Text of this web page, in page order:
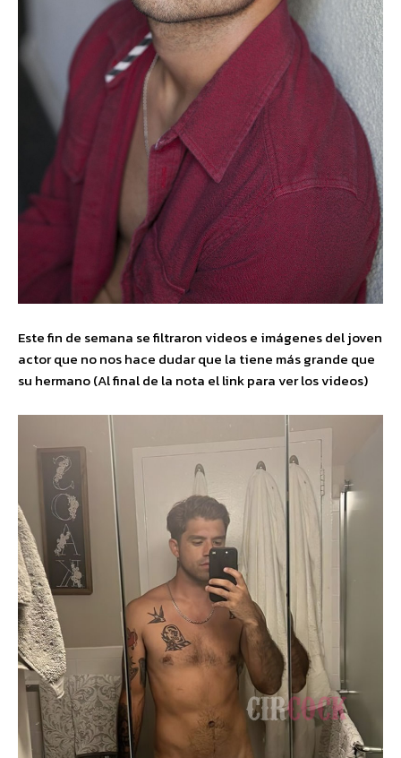
Este fin de semana se filtraron videos e imágenes del joven
actor que no nos hace dudar que la tiene más grande que
su hermano (Al final de la nota el link para ver los videos)